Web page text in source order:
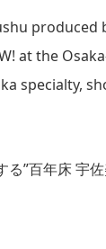
produced
at the
specialty,